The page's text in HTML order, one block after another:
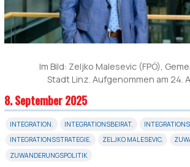
Im Bild: Zeljko Malesevic (FPÖ),
Stadt Linz. Aufgenommen am 24.
8. September 2025
INTEGRATION, INTEGRATIONSBEIRAT,
INTEGRATIONSSTRATEGIE, ZELJKO MALESEVIC,
ZUWANDERUNGSPOLITIK